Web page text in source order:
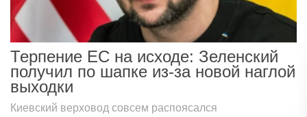
Терпение ЕС на исходе: Зеленский
получил по шапке из-за новой наглой
выходки
Киевский верховод совсем распоясался